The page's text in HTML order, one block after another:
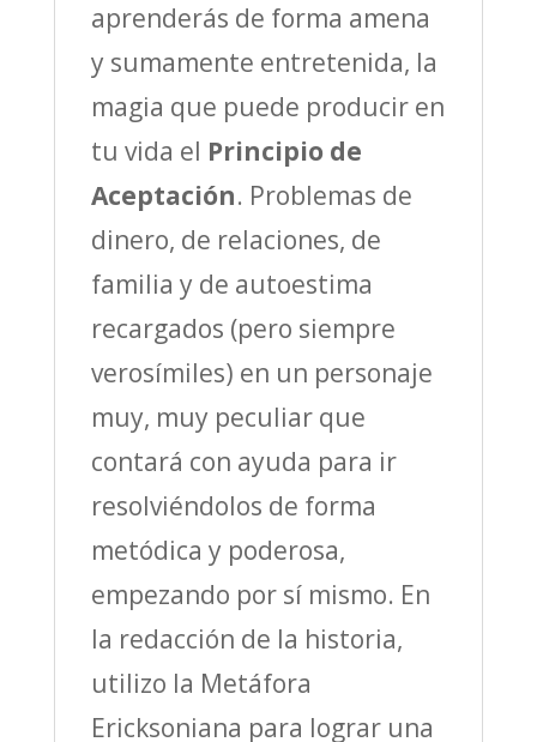
aprenderás de forma amena
y sumamente entretenida, la
magia que puede producir en
tu vida el Principio de
Aceptación. Problemas de
dinero, de relaciones, de
familia y de autoestima
recargados (pero siempre
verosímiles) en un personaje
muy, muy peculiar que
contará con ayuda para ir
resolviéndolos de forma
metódica y poderosa,
empezando por sí mismo. En
la redacción de la historia,
utilizo la Metáfora
Ericksoniana para lograr una